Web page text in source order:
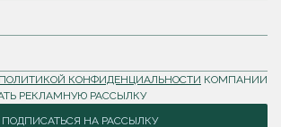
ПОЛИТИКОЙ КОНФИДЕНЦИАЛЬНОСТИ КОМПАНИИ
РЕКЛАМНУЮ РАССЫЛКУ
ПОДПИСАТЬСЯ НА РАССЫЛКУ